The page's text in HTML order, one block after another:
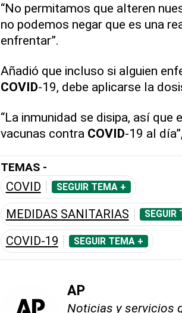
“No permitamos que alteren
no podemos negar que es una
enfrentar”.
Añadió que incluso si alguien
COVID-19, debe aplicarse la
“La inmunidad se disipa, así que
vacunas contra COVID-19 al
TEMAS -
COVID SEGUIR TEMA +
MEDIDAS SANITARIAS SEGUIR
COVID-19 SEGUIR TEMA +
AP
Noticias y servicios